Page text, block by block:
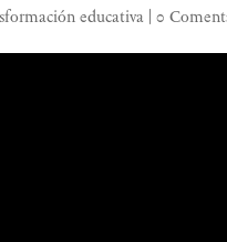
educativa |0